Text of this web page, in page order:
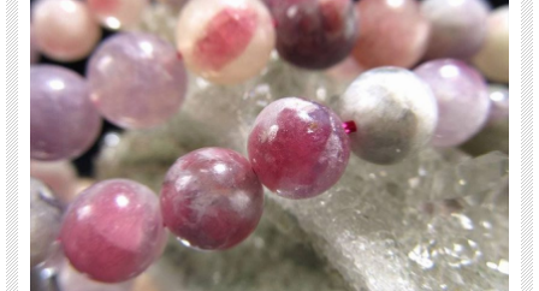
※サイズは目安です。細かな誤差が出る場合があります。
関連キーワード
天然石 パワーストーン 海外直輸入 バイヤー厳選 プレゼント ギフト メンズ レデ
ィース 卸し 卸価格 実店舗 ハンドメイド サイズ直し コムローズ comrose
サイズ違い
-